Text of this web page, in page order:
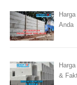
Anda
&